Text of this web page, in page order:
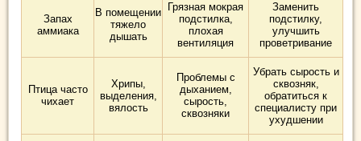
Запах
аммиака
В помещении
тяжело
дышать
Грязная мокрая
подстилка,
плохая
вентиляция
Заменить
подстилку,
улучшить
проветривание
Птица часто
чихает
Хрипы,
выделения,
вялость
Проблемы с
дыханием,
сырость,
сквозняки
Убрать сырость и
сквозняк,
обратиться к
специалисту при
ухудшении